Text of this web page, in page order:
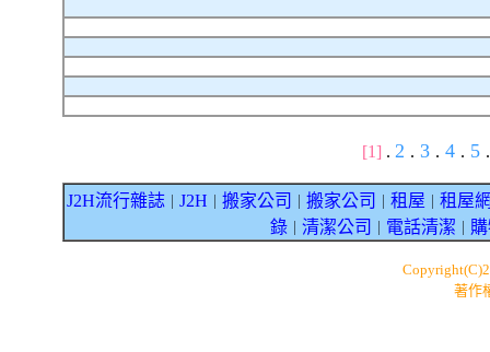
[1] . 2 . 3 . 4 . 5 .
J2H流行雜誌 J2H 搬家公司 搬家公司 租屋
租屋
錄｜ 清潔公司 電話清潔
著作